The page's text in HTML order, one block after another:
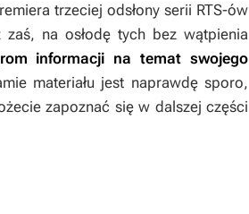
trzeciej odsłony serii RTS-ów
na osłodę tych bez wątpienia
informacji na temat swojego
materiału jest naprawdę sporo,
zapoznać się w dalszej części